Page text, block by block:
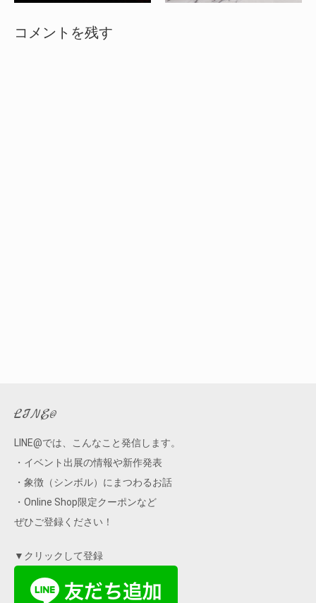
コメントを残す
LINE@
LINE@では、こんなこと発信します。
・イベント出展の情報や新作発表
・象徴（シンボル）にまつわるお話
・Online Shop限定クーポンなど
ぜひご登録ください！
▼クリックして登録